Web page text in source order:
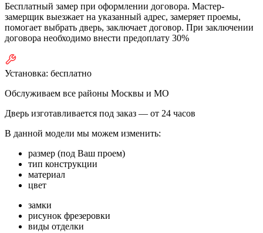
Бесплатный замер при оформлении договора. Мастер-
замерщик выезжает на указанный адрес, замеряет проемы,
помогает выбрать дверь, заключает договор. При заключении
договора необходимо внести предоплату 30%
Установка: бесплатно
Обслуживаем все районы Москвы и МО
Дверь изготавливается под заказ — от 24 часов
В данной модели мы можем изменить:
размер (под Ваш проем)
тип конструкции
материал
цвет
замки
рисунок фрезеровки
виды отделки